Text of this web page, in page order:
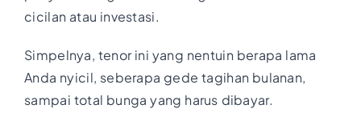
cicilan atau investasi.
Simpelnya, tenor ini yang nentuin berapa lama
Anda nyicil, seberapa gede tagihan bulanan,
sampai total bunga yang harus dibayar.